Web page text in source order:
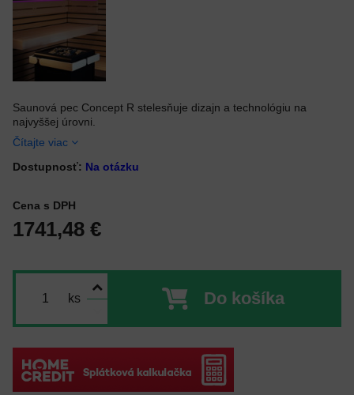
Saunová pec Concept R stelesňuje dizajn a technológiu na
najvyššej úrovni.
Čítajte viac
Dostupnosť: Na otázku
Cena s DPH
1741,48 €
ks Do košíka